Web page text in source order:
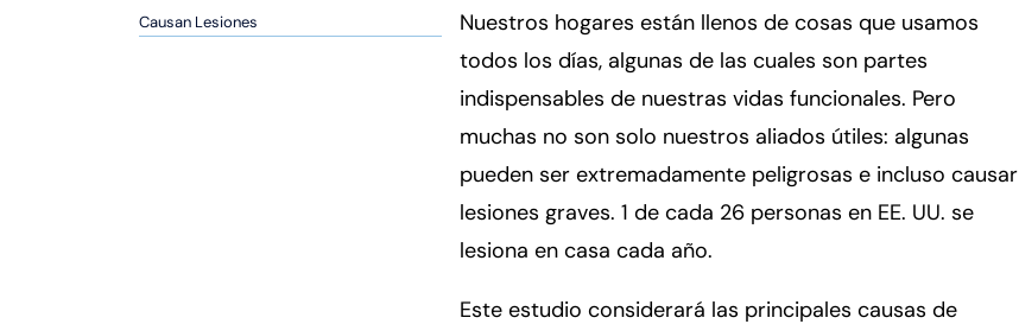
e
Causan Lesiones
Nuestros hogares están llenos de cosas que usamos
todos los días, algunas de las cuales son partes
indispensables de nuestras vidas funcionales. Pero
muchas no son solo nuestros aliados útiles: algunas
pueden ser extremadamente peligrosas e incluso causar
lesiones graves. 1 de cada 26 personas en EE. UU. se
lesiona en casa cada año.
Este estudio considerará las principales causas de